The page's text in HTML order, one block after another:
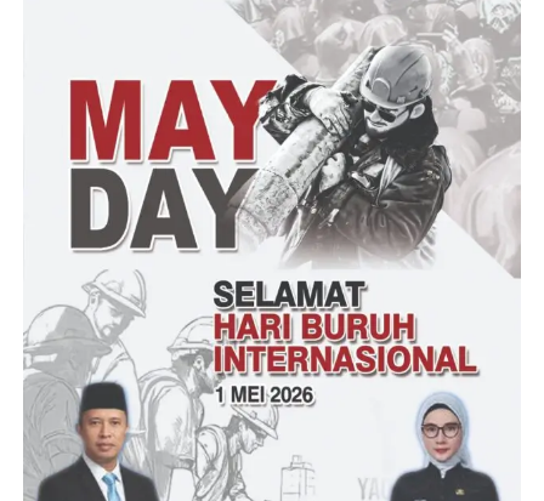
Bripka Bhakti selaku bhabinkamtibmas Polsek Cigeulis berharap
digelarnya kegiatan itu agar dapat menciptakan situasi
Kamtibmas tetap tercipta dalam keadaan aman dan kondusif.
“Kita dengarkan keluhan, saran serta masukan dari masyarakat
untuk perbaikan dan kemajuan institusi Polri lebih baik lagi
kedepannya, Sekaligus untuk meningkatkan pelayanan Polri
kepada masyarakat. Sehingga bisa benar-benar menjadi
pelindung, pengayom dan pelayan kepada masyarakat,”
tutupnya
(YEN/RG)
Post Views: 21